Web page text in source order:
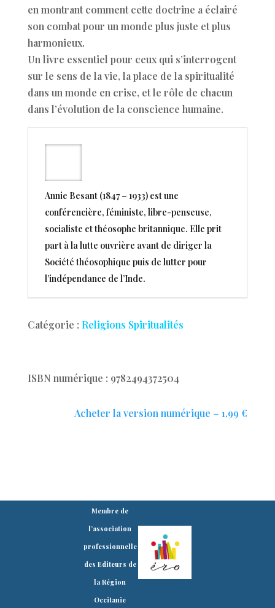
en montrant comment cette doctrine a éclairé
son combat pour un monde plus juste et plus
harmonieux.
Un livre essentiel pour ceux qui s’interrogent
sur le sens de la vie, la place de la spiritualité
dans un monde en crise, et le rôle de chacun
dans l’évolution de la conscience humaine.
Annie Besant (1847 – 1933) est une
conférencière, féministe, libre-penseuse,
socialiste et théosophe britannique. Elle prit
part à la lutte ouvrière avant de diriger la
Société théosophique puis de lutter pour
l’indépendance de l’Inde.
Catégorie : Religions Spiritualités
ISBN numérique : 9782494372504
Acheter la version numérique – 1,99 €
Membre de
l’association
professionnelle
des Editeurs de
la Région
Occitanie